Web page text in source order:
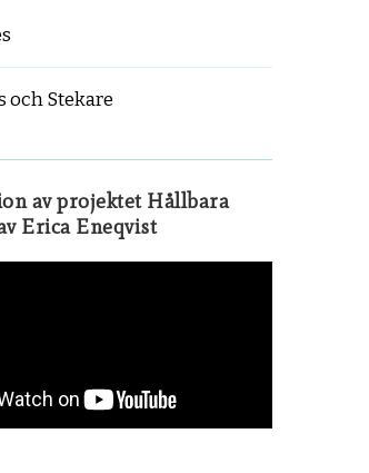
och Stekare
av projektet Hållbara
Erica Eneqvist